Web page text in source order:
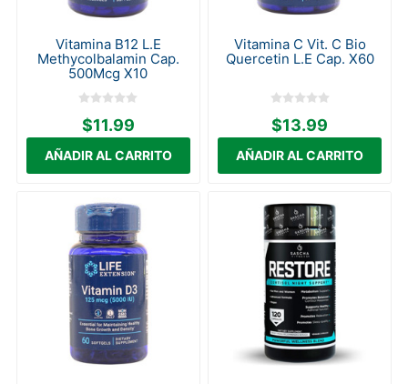
Vitamina B12 L.E
Methycolbalamin Cap.
500Mcg X10
$11.99
Vitamina C Vit. C Bio
Quercetin L.E Cap. X60
$13.99